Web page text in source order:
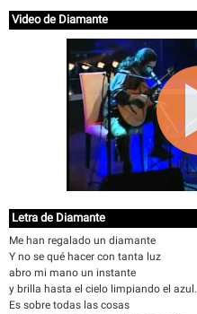
Video de Diamante
Letra de Diamante
Me han regalado un diamante
Y no se qué hacer con tanta luz
abro mi mano un instante
y brilla hasta el cielo limpiando el azul.
Es sobre todas las cosas